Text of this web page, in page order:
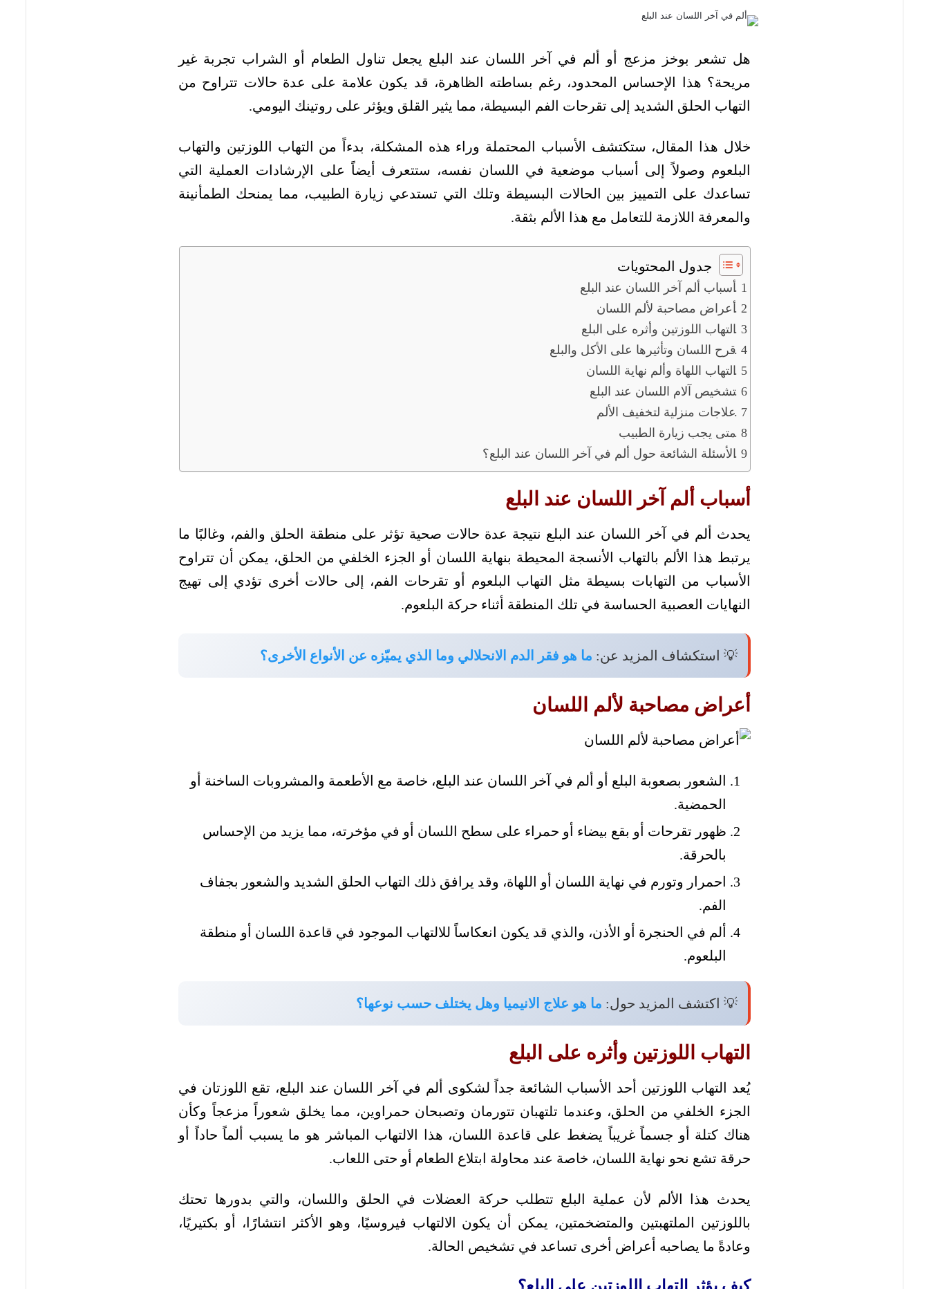
هل تشعر بوخز مزعج أو ألم في آخر اللسان عند البلع يجعل تناول الطعام أو الشراب تجربة غير
مريحة؟ هذا الإحساس المحدود، رغم بساطته الظاهرة، قد يكون علامة على عدة حالات تتراوح من
التهاب الحلق الشديد إلى تقرحات الفم البسيطة، مما يثير القلق ويؤثر على روتينك اليومي.
خلال هذا المقال، ستكتشف الأسباب المحتملة وراء هذه المشكلة، بدءاً من التهاب اللوزتين والتهاب
البلعوم وصولاً إلى أسباب موضعية في اللسان نفسه، ستتعرف أيضاً على الإرشادات العملية التي
تساعدك على التمييز بين الحالات البسيطة وتلك التي تستدعي زيارة الطبيب، مما يمنحك الطمأنينة
والمعرفة اللازمة للتعامل مع هذا الألم بثقة.
جدول المحتويات
أسباب ألم آخر اللسان عند البلع
أعراض مصاحبة لألم اللسان
التهاب اللوزتين وأثره على البلع
قرح اللسان وتأثيرها على الأكل والبلع
التهاب اللهاة وألم نهاية اللسان
تشخيص آلام اللسان عند البلع
علاجات منزلية لتخفيف الألم
متى يجب زيارة الطبيب
الأسئلة الشائعة حول ألم في آخر اللسان عند البلع؟
أسباب ألم آخر اللسان عند البلع
يحدث ألم في آخر اللسان عند البلع نتيجة عدة حالات صحية تؤثر على منطقة الحلق والفم، وغالبًا ما
يرتبط هذا الألم بالتهاب الأنسجة المحيطة بنهاية اللسان أو الجزء الخلفي من الحلق، يمكن أن تتراوح
الأسباب من التهابات بسيطة مثل التهاب البلعوم أو تقرحات الفم، إلى حالات أخرى تؤدي إلى تهيج
النهايات العصبية الحساسة في تلك المنطقة أثناء حركة البلعوم.
💡 استكشاف المزيد عن: ما هو فقر الدم الانحلالي وما الذي يميّزه عن الأنواع الأخرى؟
أعراض مصاحبة لألم اللسان
الشعور بصعوبة البلع أو ألم في آخر اللسان عند البلع، خاصة مع الأطعمة والمشروبات الساخنة أو
الحمضية.
ظهور تقرحات أو بقع بيضاء أو حمراء على سطح اللسان أو في مؤخرته، مما يزيد من الإحساس
بالحرقة.
احمرار وتورم في نهاية اللسان أو اللهاة، وقد يرافق ذلك التهاب الحلق الشديد والشعور بجفاف
الفم.
ألم في الحنجرة أو الأذن، والذي قد يكون انعكاساً للالتهاب الموجود في قاعدة اللسان أو منطقة
البلعوم.
💡 اكتشف المزيد حول: ما هو علاج الانيميا وهل يختلف حسب نوعها؟
التهاب اللوزتين وأثره على البلع
يُعد التهاب اللوزتين أحد الأسباب الشائعة جداً لشكوى ألم في آخر اللسان عند البلع، تقع اللوزتان في
الجزء الخلفي من الحلق، وعندما تلتهبان تتورمان وتصبحان حمراوين، مما يخلق شعوراً مزعجاً وكأن
هناك كتلة أو جسماً غريباً يضغط على قاعدة اللسان، هذا الالتهاب المباشر هو ما يسبب ألماً حاداً أو
حرقة تشع نحو نهاية اللسان، خاصة عند محاولة ابتلاع الطعام أو حتى اللعاب.
يحدث هذا الألم لأن عملية البلع تتطلب حركة العضلات في الحلق واللسان، والتي بدورها تحتك
باللوزتين الملتهبتين والمتضخمتين، يمكن أن يكون الالتهاب فيروسيًا، وهو الأكثر انتشارًا، أو بكتيريًا،
وعادةً ما يصاحبه أعراض أخرى تساعد في تشخيص الحالة.